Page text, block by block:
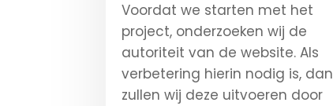
Voordat we starten met het
project, onderzoeken wij de
autoriteit van de website. Als
verbetering hierin nodig is, dan
zullen wij deze uitvoeren door